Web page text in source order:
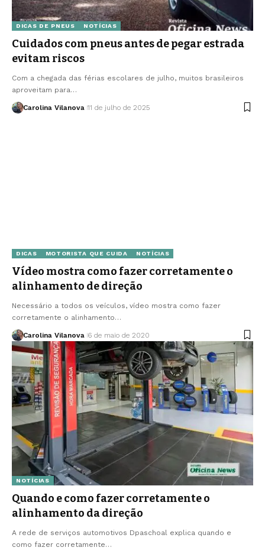
DICAS DE PNEUS NOTÍCIAS
Cuidados com pneus antes de pegar estrada
evitam riscos
Com a chegada das férias escolares de julho, muitos brasileiros
aproveitam para…
Carolina Vilanova 11 de julho de 2025
DICAS MOTORISTA QUE CUIDA NOTÍCIAS
Vídeo mostra como fazer corretamente o
alinhamento de direção
Necessário a todos os veículos, vídeo mostra como fazer
corretamente o alinhamento…
Carolina Vilanova 6 de maio de 2020
NOTÍCIAS
Quando e como fazer corretamente o
alinhamento da direção
A rede de serviços automotivos Dpaschoal explica quando e
como fazer corretamente…